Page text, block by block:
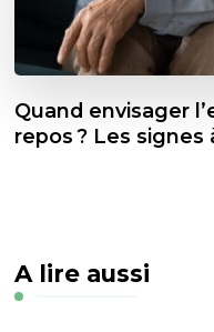
Quand envisager
repos ? Les signes
A lire aussi